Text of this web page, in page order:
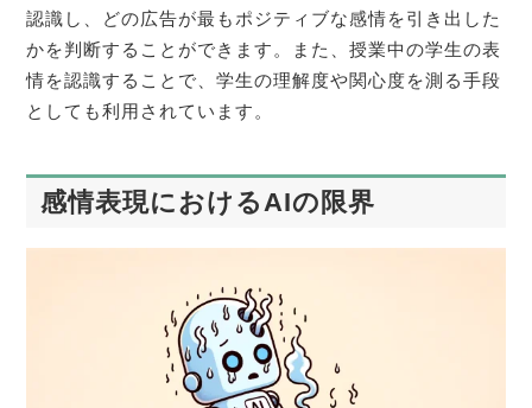
認識し、どの広告が最もポジティブな感情を引き出した
かを判断することができます。また、授業中の学生の表
情を認識することで、学生の理解度や関心度を測る手段
としても利用されています。
感情表現におけるAIの限界